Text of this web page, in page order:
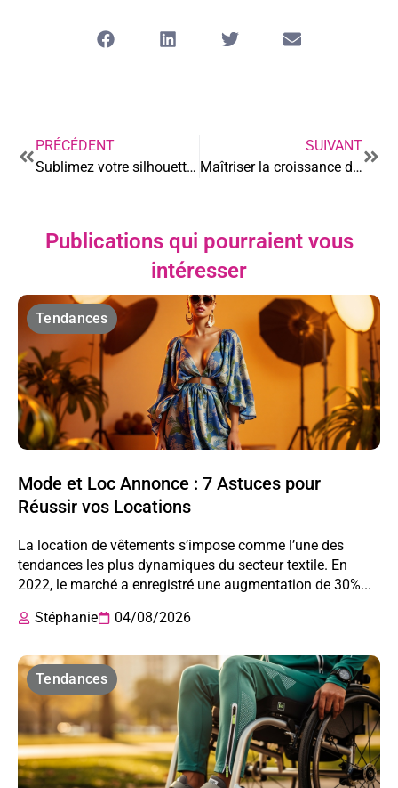
PRÉCÉDENT
Sublimez votre silhouette : l’art de choisir la robe parfaite
SUIVANT
Maîtriser la croissance de votre barbe : techniques naturelles et innovantes
Publications qui pourraient vous
intéresser
Tendances
Mode et Loc Annonce : 7 Astuces pour
Réussir vos Locations
La location de vêtements s’impose comme l’une des
tendances les plus dynamiques du secteur textile. En
2022, le marché a enregistré une augmentation de 30%...
Stéphanie
04/08/2026
Tendances